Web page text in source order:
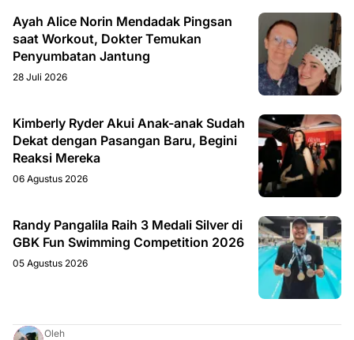
Ayah Alice Norin Mendadak Pingsan
saat Workout, Dokter Temukan
Penyumbatan Jantung
28 Juli 2026
Kimberly Ryder Akui Anak-anak Sudah
Dekat dengan Pasangan Baru, Begini
Reaksi Mereka
06 Agustus 2026
Randy Pangalila Raih 3 Medali Silver di
GBK Fun Swimming Competition 2026
05 Agustus 2026
Oleh